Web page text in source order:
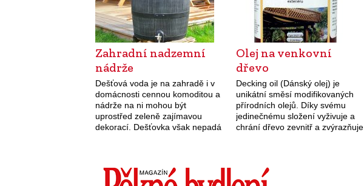
Zahradní nadzemní
nádrže
Dešťová voda je na zahradě i v
domácnosti cennou komoditou a
nádrže na ni mohou být
uprostřed zeleně zajímavou
dekorací. Dešťovka však nepadá
Olej na venkovní
dřevo
Decking oil (Dánský olej) je
unikátní směsí modifikovaných
přírodních olejů. Díky svému
jedinečnému složení vyživuje a
chrání dřevo zevnitř a zvýrazňuje
povětrnostním vlivům, UV
záření…